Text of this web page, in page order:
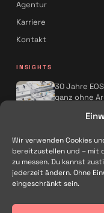
Wir verwenden Cookies
bereitzustellen und – mit
zu messen. Du kannst
jederzeit ändern. Ohne
eingeschränkt sein.
Agentur
Karriere
Kontakt
INSIGHTS
30 Jahre
ganz ohne
Spreadfilms
Alle Artikel→
FOLGEN